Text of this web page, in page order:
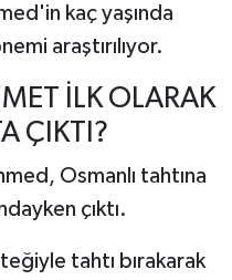
kaç yaşında
araştırılıyor.
İLK OLARAK
ÇIKTI?
Osmanlı tahtına
çıktı.
tahtı bırakarak